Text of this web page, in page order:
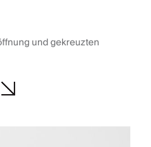
und gekreuzten